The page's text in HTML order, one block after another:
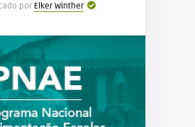
por Elker Winther